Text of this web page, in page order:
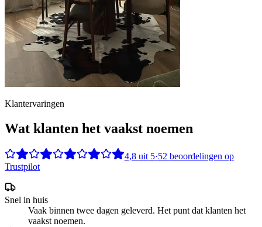
Klantervaringen
Wat klanten het vaakst noemen
4,8 uit5·52 beoordelingen op
Trustpilot
Snel in huis
Vaak binnen twee dagen geleverd. Het punt dat klanten het
vaakst noemen.